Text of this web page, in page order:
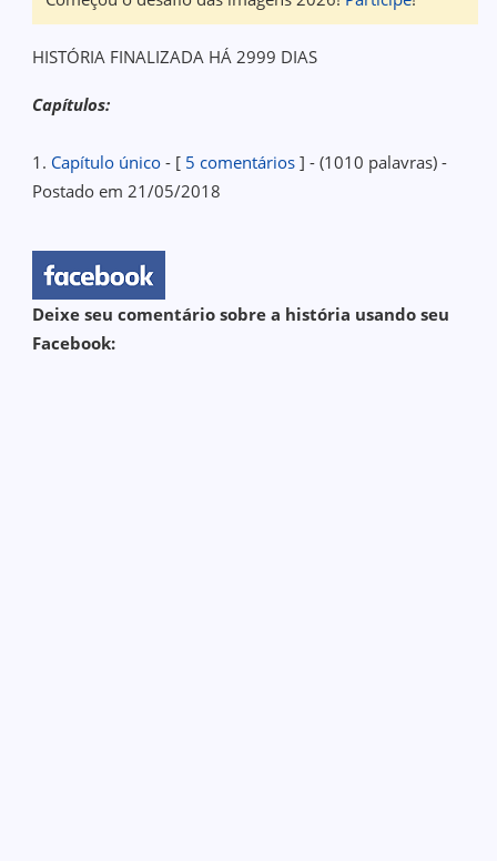
HISTÓRIA FINALIZADA HÁ 2999 DIAS
Capítulos:
1. Capítulo único - [ 5 comentários ] - (1010 palavras) -
Postado em 21/05/2018
Deixe seu comentário sobre a história usando seu
Facebook: